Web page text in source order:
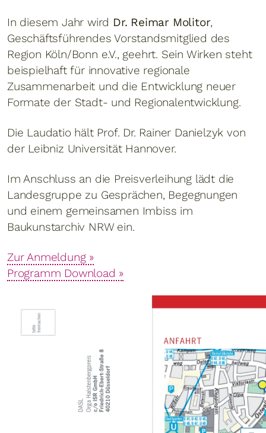
In diesem Jahr wird Dr. Reimar Molitor,
Geschäftsführendes Vorstandsmitglied des
Region Köln/Bonn e.V., geehrt. Sein Wirken steht
beispielhaft für innovative regionale
Zusammenarbeit und die Entwicklung neuer
Formate der Stadt- und Regionalentwicklung.
Die Laudatio hält Prof. Dr. Rainer Danielzyk von
der Leibniz Universität Hannover.
Im Anschluss an die Preisverleihung lädt die
Landesgruppe zu Gesprächen, Begegnungen
und einem gemeinsamen Imbiss im
Baukunstarchiv NRW ein.
Zur Anmeldung »
Programm Download »